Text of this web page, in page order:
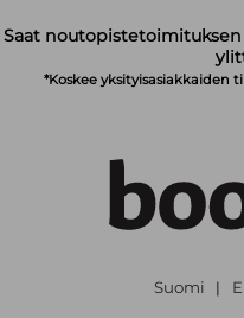
Saat
*Koskee yksityisasiakkaiden
Suomi |